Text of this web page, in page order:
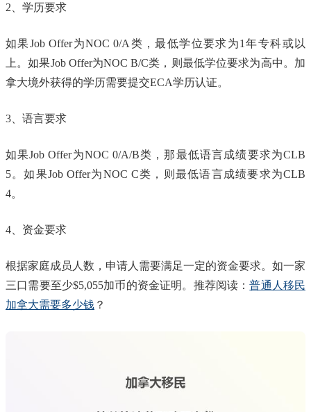
2、学历要求
如果Job Offer为NOC 0/A类，最低学位要求为1年专科或以
上。如果Job Offer为NOC B/C类，则最低学位要求为高中。加
拿大境外获得的学历需要提交ECA学历认证。
3、语言要求
如果Job Offer为NOC 0/A/B类，那最低语言成绩要求为CLB
5。如果Job Offer为NOC C类，则最低语言成绩要求为CLB
4。
4、资金要求
根据家庭成员人数，申请人需要满足一定的资金要求。如一家
三口需要至少$5,055加币的资金证明。推荐阅读：普通人移民
加拿大需要多少钱 ？